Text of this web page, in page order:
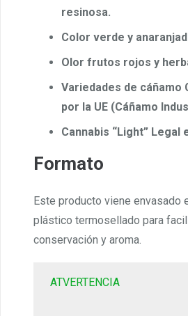
resinosa.
Color verde y
Olor frutos rojos y
Variedades de cáñamo
por la UE (Cáñamo
Cannabis “Light” Legal
Formato
Este producto viene envasado
plástico termosellado para
conservación y aroma.
ATVERTENCIA